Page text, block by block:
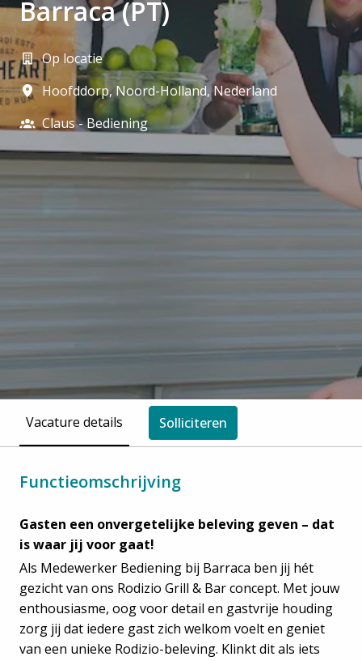
Barraca (PT)
Op locatie
Hoofddorp, Noord-Holland, Nederland
Claus - Bediening
Vacature details Solliciteren
Functieomschrijving
Gasten een onvergetelijke beleving geven – dat
is waar jij voor gaat!
Als Medewerker Bediening bij Barraca ben jij hét
gezicht van ons Rodizio Grill & Bar concept. Met jouw
enthousiasme, oog voor detail en gastvrije houding
zorg jij dat iedere gast zich welkom voelt en geniet
van een unieke Rodizio-beleving. Klinkt dit als iets